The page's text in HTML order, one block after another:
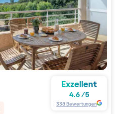
Exzellent
4.6/5
338Bewertungen